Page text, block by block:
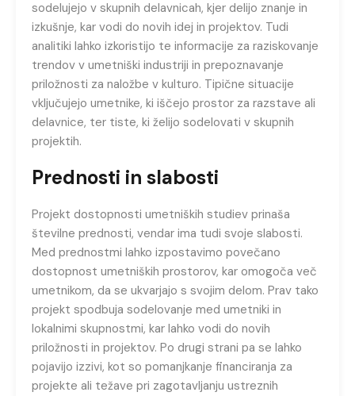
sodelujejo v skupnih delavnicah, kjer delijo znanje in
izkušnje, kar vodi do novih idej in projektov. Tudi
analitiki lahko izkoristijo te informacije za raziskovanje
trendov v umetniški industriji in prepoznavanje
priložnosti za naložbe v kulturo. Tipične situacije
vključujejo umetnike, ki iščejo prostor za razstave ali
delavnice, ter tiste, ki želijo sodelovati v skupnih
projektih.
Prednosti in slabosti
Projekt dostopnosti umetniških studiev prinaša
številne prednosti, vendar ima tudi svoje slabosti.
Med prednostmi lahko izpostavimo povečano
dostopnost umetniških prostorov, kar omogoča več
umetnikom, da se ukvarjajo s svojim delom. Prav tako
projekt spodbuja sodelovanje med umetniki in
lokalnimi skupnostmi, kar lahko vodi do novih
priložnosti in projektov. Po drugi strani pa se lahko
pojavijo izzivi, kot so pomanjkanje financiranja za
projekte ali težave pri zagotavljanju ustreznih